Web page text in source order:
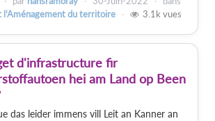
l'Aménagement du territoire
3.1k vues
d'infrastructure fir
hei am Land op Been
das leider immens vill Leit an Kanner an